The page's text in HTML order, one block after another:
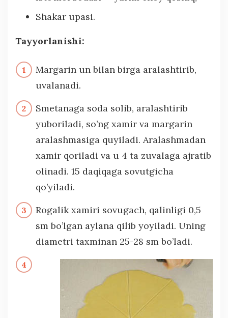
Shakar upasi.
Tayyorlanishi:
Margarin un bilan birga aralashtirib,
uvalanadi.
Smetanaga soda solib, aralashtirib
yuboriladi, so’ng xamir va margarin
aralashmasiga quyiladi. Aralashmadan
xamir qoriladi va u 4 ta zuvalaga ajratib
olinadi. 15 daqiqaga sovutgicha
qo’yiladi.
Rogalik xamiri sovugach, qalinligi 0,5
sm bo’lgan aylana qilib yoyiladi. Uning
diametri taxminan 25-28 sm bo’ladi.